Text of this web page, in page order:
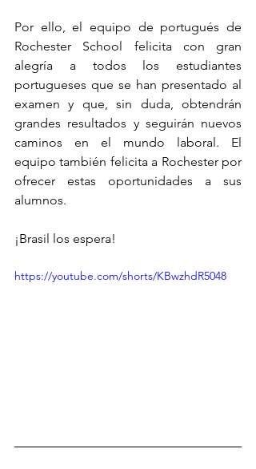
Por ello, el equipo de portugués de
Rochester School felicita con gran
alegría a todos los estudiantes
portugueses que se han presentado al
examen y que, sin duda, obtendrán
grandes resultados y seguirán nuevos
caminos en el mundo laboral. El
equipo también felicita a Rochester por
ofrecer estas oportunidades a sus
alumnos.
¡Brasil los espera!
https://youtube.com/shorts/KBwzhdR5048